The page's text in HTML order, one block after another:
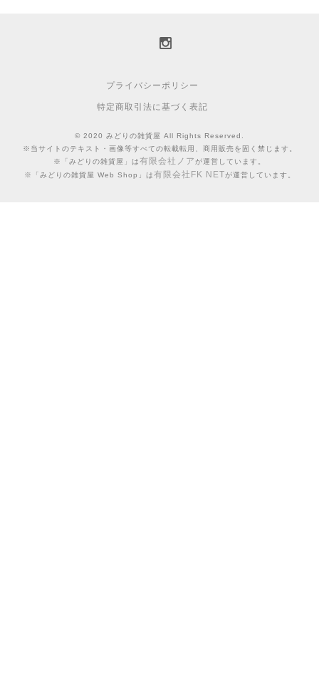
プライバシーポリシー
特定商取引法に基づく表記
© 2020 みどりの雑貨屋 All Rights Reserved.
※当サイトのテキスト・画像等すべての転載転用、商用販売を固く禁じます。
※「みどりの雑貨屋」は有限会社ノア が運営しています。
※「みどりの雑貨屋 Web Shop」は有限会社FK NETが運営しています。